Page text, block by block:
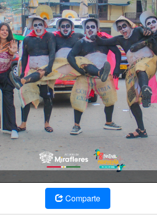
Comparte